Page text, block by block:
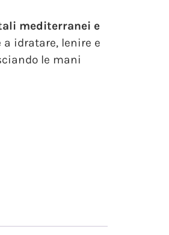
mediterranei e
idratare, lenire e
le mani